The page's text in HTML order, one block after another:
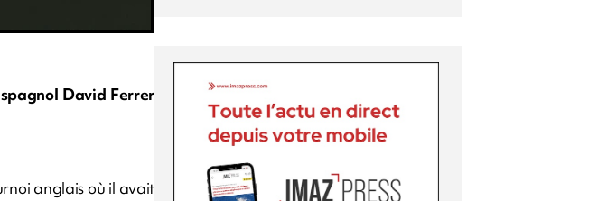
David Ferrer
anglais où il avait